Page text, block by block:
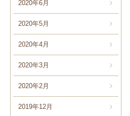
2020年6月
2020年5月
2020年4月
2020年3月
2020年2月
2019年12月